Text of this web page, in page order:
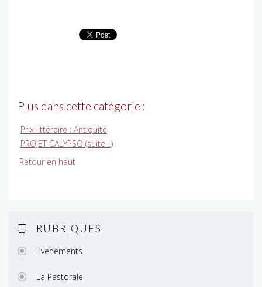
Plus dans cette catégorie :
Prix littéraire : Antiquité
PROJET CALYPSO (suite…)
Retour en haut
RUBRIQUES
Evenements
La Pastorale